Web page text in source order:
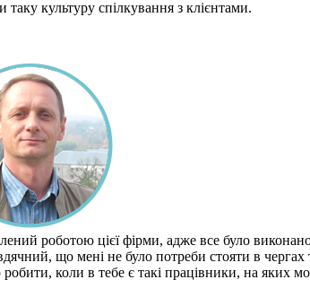
таку культуру спілкування з клієнтами.
роботою цієї фірми, адже все було
що мені не було потреби стояти в
робити, коли в тебе є такі працівники, на яких